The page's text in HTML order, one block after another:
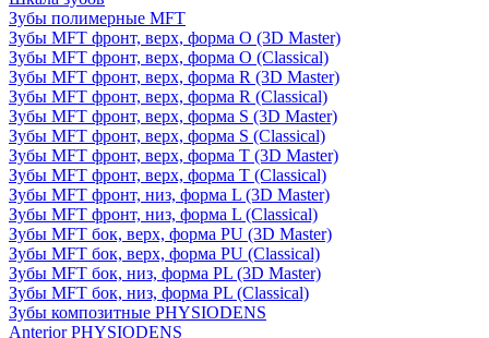
Зубы полимерные MFT
Зубы MFT фронт, верх, форма O (3D Master)
Зубы MFT фронт, верх, форма O (Classical)
Зубы MFT фронт, верх, форма R (3D Master)
Зубы MFT фронт, верх, форма R (Classical)
Зубы MFT фронт, верх, форма S (3D Master)
Зубы MFT фронт, верх, форма S (Classical)
Зубы MFT фронт, верх, форма T (3D Master)
Зубы MFT фронт, верх, форма T (Classical)
Зубы MFT фронт, низ, форма L (3D Master)
Зубы MFT фронт, низ, форма L (Classical)
Зубы MFT бок, верх, форма PU (3D Master)
Зубы MFT бок, верх, форма PU (Classical)
Зубы MFT бок, низ, форма PL (3D Master)
Зубы MFT бок, низ, форма PL (Classical)
Зубы композитные PHYSIODENS
Anterior PHYSIODENS